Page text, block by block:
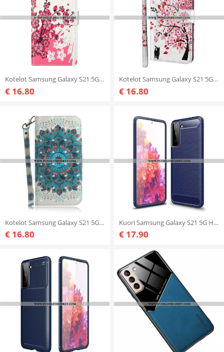
Kotelot Samsung Galaxy S21 5G Trooppiset Kukat
€ 16.80
Kotelot Samsung Galaxy S21 5G Vaaleanpunainen Puu
€ 16.80
Kotelot Samsung Galaxy S21 5G Suojaketju Kuori Mestarillinen Mandala Hihnalla
€ 16.80
Kuori Samsung Galaxy S21 5G Harjattua Hiilikuitua
€ 17.90